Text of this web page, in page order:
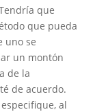
que
que pueda
uno se
un montón
de la
de acuerdo.
al